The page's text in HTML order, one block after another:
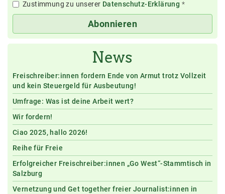
Zustimmung zu unserer Datenschutz-Erklärung *
Abonnieren
News
Freischreiber:innen fordern Ende von Armut trotz Vollzeit
und kein Steuergeld für Ausbeutung!
Umfrage: Was ist deine Arbeit wert?
Wir fordern!
Ciao 2025, hallo 2026!
Reihe für Freie
Erfolgreicher Freischreiber:innen „Go West“-Stammtisch in
Salzburg
Vernetzung und Get together freier Journalist:innen in